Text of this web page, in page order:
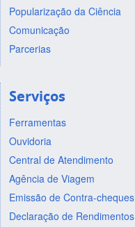
Popularização da Ciência
Comunicação
Parcerias
Serviços
Ferramentas
Ouvidoria
Central de Atendimento
Agência de Viagem
Emissão de Contra-cheques
Declaração de Rendimentos